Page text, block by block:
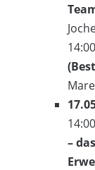
–